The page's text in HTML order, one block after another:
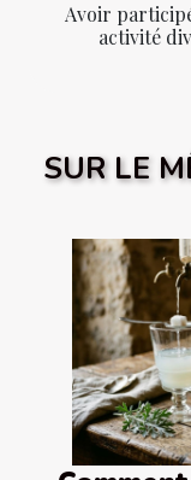
Avoir
activité
SUR LE